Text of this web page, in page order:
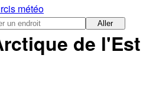
météo
Aller
de l'Est